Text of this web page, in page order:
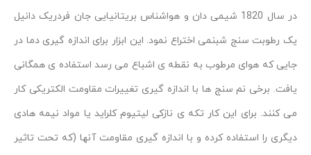
در سال 1820 شیمی دان و هواشناس بریتانیایی جان فردریک دانیل
یک رطوبت سنج شبنمی اختراع نمود. این ابزار برای اندازه گیری دما در
جایی که هوای مرطوب به نقطه ی اشباع می رسد استفاده ی همگانی
یافت. برخی نم سنج ها با اندازه گیری تغییرات مقاومت الکتریکی کار
می کنند. برای این کار تکه ی نازکی لیتیوم کلراید یا مواد نیمه هادی
دیگری را استفاده کرده و با اندازه گیری مقاومت آنها (که تحت تاثیر